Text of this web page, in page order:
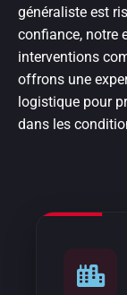
généraliste est
confiance, notre
interventions
offrons une
logistique pour
dans les